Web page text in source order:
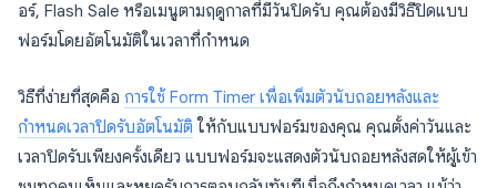
อร์, Flash Sale หรือเมนูตามฤดูกาลที่มีวันปิดรับ คุณต้องมีวิธีปิดแบบ
ฟอร์มโดยอัตโนมัติในเวลาที่กำหนด
วิธีที่ง่ายที่สุดคือ การใช้ Form Timer เพื่อเพิ่มตัวนับถอยหลังและ
กำหนดเวลาปิดรับอัตโนมัติ ให้กับแบบฟอร์มของคุณ คุณตั้งค่าวันและ
เวลาปิดรับเพียงครั้งเดียว แบบฟอร์มจะแสดงตัวนับถอยหลังสดให้ผู้เข้า